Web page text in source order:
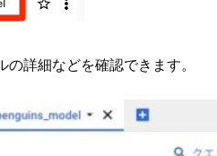
詳細などを確認できます。